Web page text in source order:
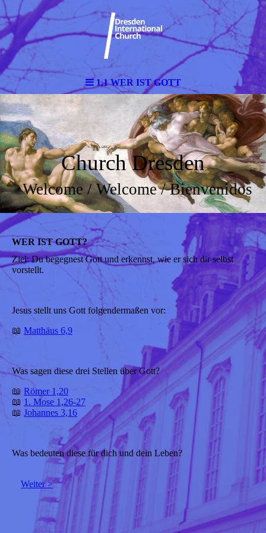
1.1 WER IST GOTT
Church Dresden
Welcome / Welcome / Bienvenidos
WER IST GOTT?
Ziel: Du begegnest Gott und erkennst, wie er sich dir selbst
vorstellt.
Jesus stellt uns Gott folgendermaßen vor:
📖 Matthäus 6,9
Was sagen diese drei Stellen über Gott?
📖 Römer 1,20
📖 1. Mose 1,26-27
📖 Johannes 3,16
Was bedeuten diese für dich und dein Leben?
Weiter >